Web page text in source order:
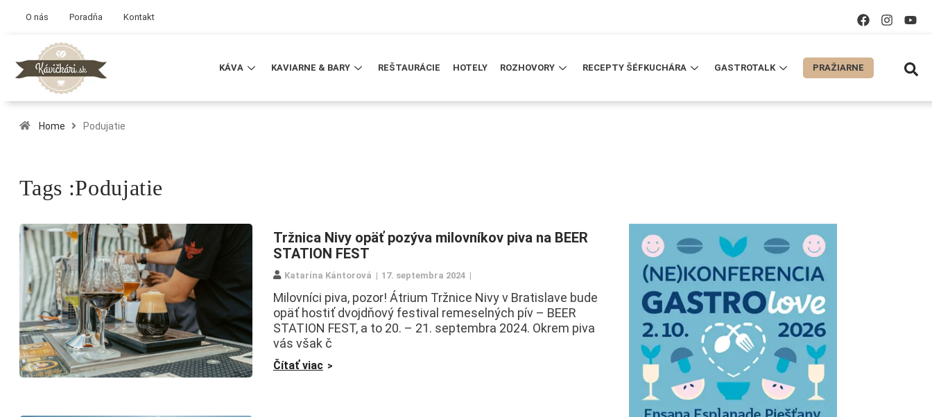
O nás Poradňa Kontakt
KÁVA KAVIARNE & BARY REŠTAURÁCIE HOTELY ROZHOVORY RECEPTY ŠÉFKUCHÁRA GASTROTALK PRAŽIARNE
Home Podujatie
Tags :Podujatie
Tržnica Nivy opäť pozýva milovníkov piva na BEER
STATION FEST
Katarína Kántorová 17. septembra 2024
Milovníci piva, pozor! Átrium Tržnice Nivy v Bratislave bude
opäť hostiť dvojdňový festival remeselných pív – BEER
STATION FEST, a to 20. – 21. septembra 2024. Okrem piva
vás však č
Čítať viac